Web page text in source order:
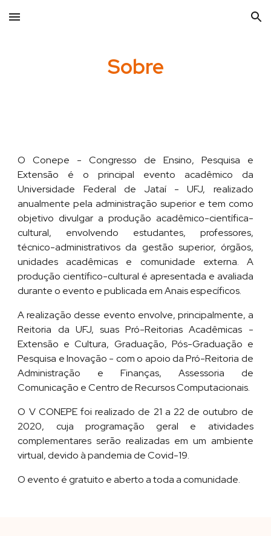
Skip to main content Skip to navigation
Sobre
O Conepe -Congresso de Ensino, Pesquisa e
Extensão é o principal evento acadêmico da
Universidade Federal de Jataí -UFJ, realizado
anualmente pela administração superior e tem como
objetivo divulgar a produção acadêmico-científica-
cultural, envolvendo estudantes, professores,
técnico-administrativos da gestão superior, órgãos,
unidades acadêmicas e comunidade externa. A
produção científico-cultural é apresentada e avaliada
durante o evento e publicada em Anais específicos.
A realização desse evento envolve, principalmente, a
Reitoria da UFJ, suasPró-ReitoriasAcadêmicas -
Extensão e Cultura, Graduação, Pós-Graduação e
Pesquisa e Inovação - com o apoio da Pró-Reitoria de
Administração e Finanças, Assessoria de
Comunicação e Centro de Recursos Computacionais.
O VCONEPE foirealizado de 21 a22 de outubro de
2020, cuja programação geral e atividades
complementares serão realizadas em um ambiente
virtual, devido à pandemia de Covid-19.
O evento égratuito e aberto a toda a comunidade.